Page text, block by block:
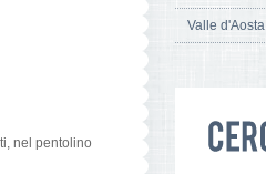
nel pentolino
Valle d'Aosta